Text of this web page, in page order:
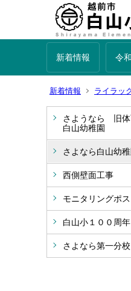
新着情報 令
新着情報 ライラッ
さようなら 旧
白山幼稚園
さよなら白山幼稚
西側壁面工事
モニタリングポス
白山小１００周年
さよなら第一分校